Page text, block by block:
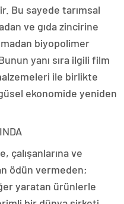
Bu sayede tarımsal
ve gıda zincirine
biyopolimer
yanı sıra ilgili film
ile birlikte
ekonomide yeniden
çalışanlarına ve
ödün vermeden;
yaratan ürünlerle